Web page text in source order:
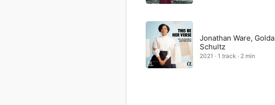
Jonathan Ware, Golda
Schultz
2021 · 1 track · 2 min